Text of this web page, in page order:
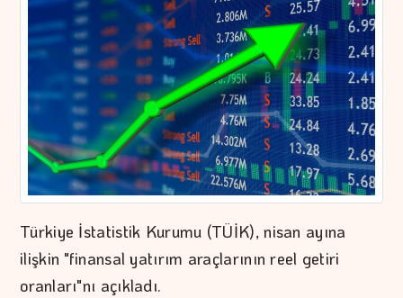
Türkiye İstatistik Kurumu (TÜİK), nisan ayına
ilişkin "finansal yatırım araçlarının reel getiri
oranları"nı açıkladı.